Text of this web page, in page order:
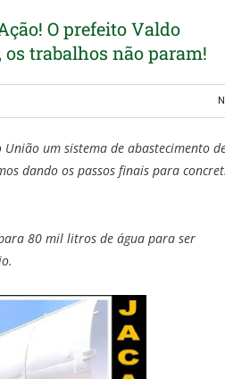
O prefeito Valdo
trabalhos não param!
um sistema de abastecimento
dando os passos finais para
80 mil litros de água para ser